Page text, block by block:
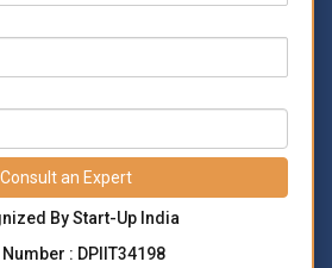
Consult an Expert
By Start-Up India
Number : DPIIT34198